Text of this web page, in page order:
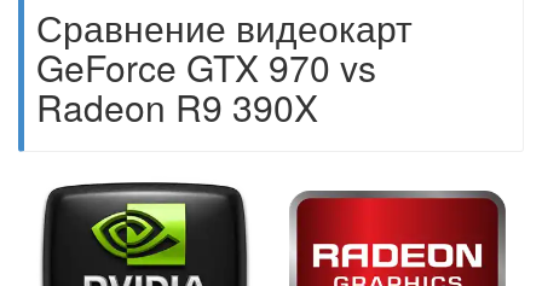
Сравнение видеокарт
GeForce GTX 970 vs
Radeon R9 390X